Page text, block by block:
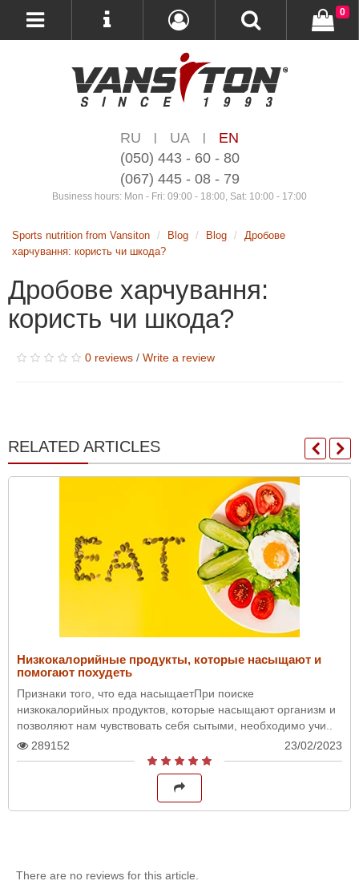
RU | UA |
EN
(050) 443 - 60 - 80
(067) 445 - 08 - 79
Business hours: Mon - Fri: 09:00 - 18:00, Sat: 10:00 - 17:00
0
Sports nutrition from Vansiton Blog Blog
Дробове
харчування: користь чи шкода?
Дробове харчування:
користь чи шкода?
0 reviews/ Write a review
RELATED ARTICLES
Низкокалорийные продукты, которые насыщают и
помогают похудеть
Признаки того, что еда насыщаетПри поиске
низкокалорийных продуктов, которые насыщают организм и
позволяют нам чувствовать себя сытыми, необходимо учи..
289152
23/02/2023
There are no reviews for this article.